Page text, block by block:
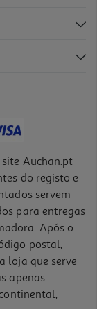
Auchan.pt
do registo e
servem
para entregas
Após o
postal,
loja que serve
apenas